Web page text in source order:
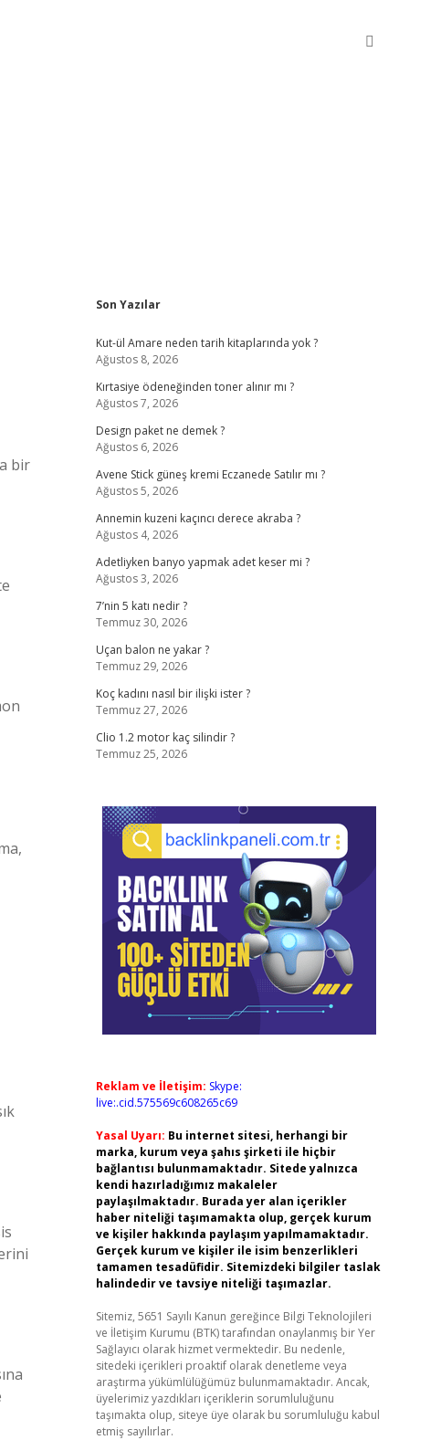
bir
Sidebar
Son Yazılar
Kut-ül Amare neden tarih kitaplarında yok ?
Ağustos 8, 2026
Kırtasiye ödeneğinden toner alınır mı ?
Ağustos 7, 2026
Design paket ne demek ?
Ağustos 6, 2026
Avene Stick güneş kremi Eczanede Satılır mı ?
Ağustos 5, 2026
Annemin kuzeni kaçıncı derece akraba ?
Ağustos 4, 2026
Adetliyken banyo yapmak adet keser mi ?
Ağustos 3, 2026
7’nin 5 katı nedir ?
Temmuz 30, 2026
Uçan balon ne yakar ?
Temmuz 29, 2026
Koç kadını nasıl bir ilişki ister ?
Temmuz 27, 2026
Clio 1.2 motor kaç silindir ?
Temmuz 25, 2026
Reklam ve İletişim: Skype:
live:.cid.575569c608265c69
Yasal Uyarı: Bu internet sitesi, herhangi bir
marka, kurum veya şahıs şirketi ile hiçbir
bağlantısı bulunmamaktadır. Sitede yalnızca
kendi hazırladığımız makaleler
paylaşılmaktadır. Burada yer alan içerikler
haber niteliği taşımamakta olup, gerçek kurum
ve kişiler hakkında paylaşım yapılmamaktadır.
Gerçek kurum ve kişiler ile isim benzerlikleri
tamamen tesadüfidir. Sitemizdeki bilgiler taslak
halindedir ve tavsiye niteliği taşımazlar.
Sitemiz, 5651 Sayılı Kanun gereğince Bilgi Teknolojileri
ve İletişim Kurumu (BTK) tarafından onaylanmış bir Yer
Sağlayıcı olarak hizmet vermektedir. Bu nedenle,
sitedeki içerikleri proaktif olarak denetleme veya
araştırma yükümlülüğümüz bulunmamaktadır. Ancak,
üyelerimiz yazdıkları içeriklerin sorumluluğunu
taşımakta olup, siteye üye olarak bu sorumluluğu kabul
etmiş sayılırlar.